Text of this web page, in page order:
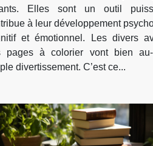
Elles sont un outil
à leur développement
et émotionnel. Les divers
pages à colorier vont bien
divertissement. C’est ce...